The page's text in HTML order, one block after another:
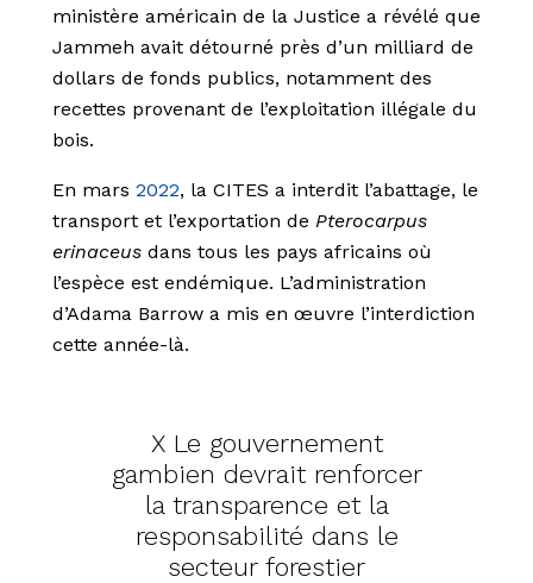
ministère américain de la Justice a révélé que
Jammeh avait détourné près d’un milliard de
dollars de fonds publics, notamment des
recettes provenant de l’exploitation illégale du
bois.
En mars 2022, la CITES a interdit l’abattage, le
transport et l’exportation de Pterocarpus
erinaceus dans tous les pays africains où
l’espèce est endémique. L’administration
d’Adama Barrow a mis en œuvre l’interdiction
cette année-là.
X Le gouvernement
gambien devrait renforcer
la transparence et la
responsabilité dans le
secteur forestier